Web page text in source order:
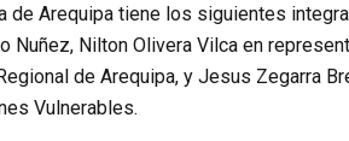
Arequipa tiene los siguientes
Nilton Olivera Vilca en
de Arequipa, y Jesus Zegarra
Vulnerables.